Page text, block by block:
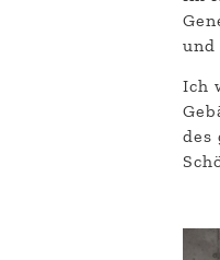
und
Ich
des